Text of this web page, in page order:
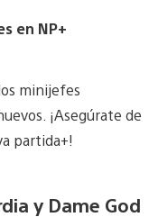
en NP+
minijefes
¡Asegúrate de
partida+!
y Dame God